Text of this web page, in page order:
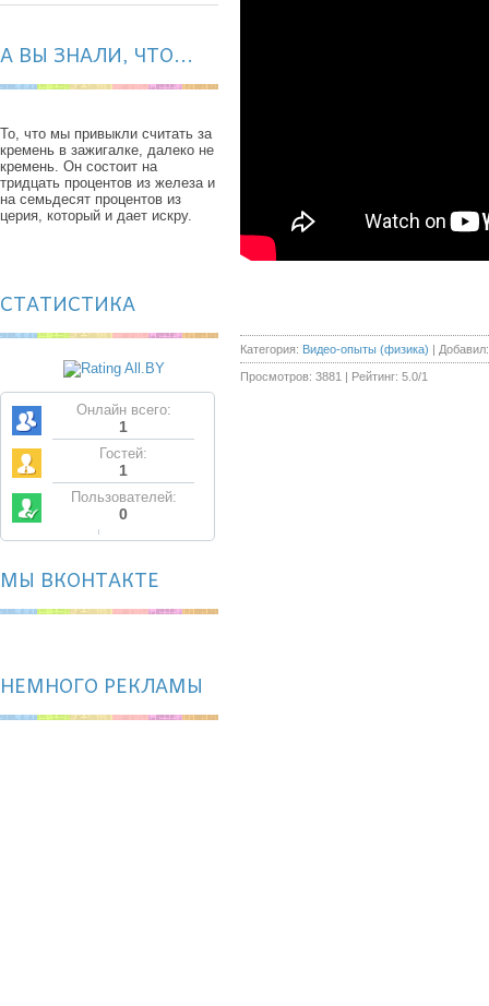
А ВЫ ЗНАЛИ, ЧТО...
То, что мы привыкли считать за
кремень в зажигалке, далеко не
кремень. Он состоит на
тридцать процентов из железа и
на семьдесят процентов из
церия, который и дает искру.
СТАТИСТИКА
Онлайн всего:
1
Гостей:
1
Пользователей:
0
МЫ ВКОНТАКТЕ
НЕМНОГО РЕКЛАМЫ
Категория: Видео-опыты (физика) | Добавил:
Просмотров: 3881 | Рейтинг: 5.0/1